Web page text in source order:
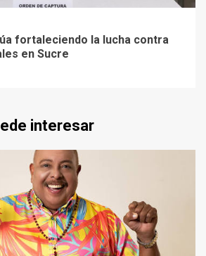
fortaleciendo la lucha contra
en Sucre
interesar